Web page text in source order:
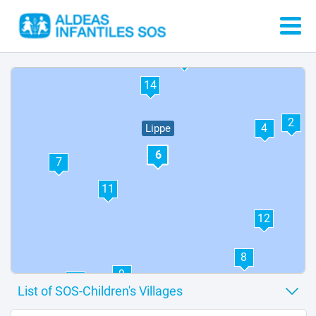
2
4
5
Lippe
6
7
8
9
11
12
14
15